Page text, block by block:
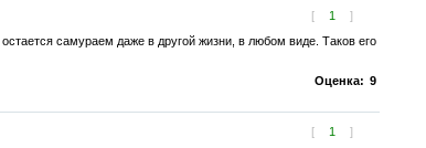
[ 1 ]
самураем даже в другой жизни, в любом виде. Таков его
Оценка: 9
[ 1 ]